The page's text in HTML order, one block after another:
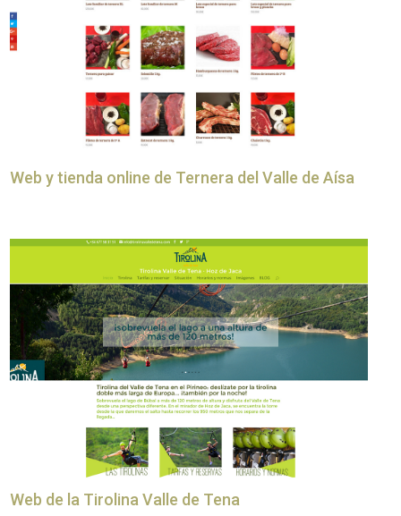
Web y tienda online de Ternera del Valle de Aísa
Web de la Tirolina Valle de Tena